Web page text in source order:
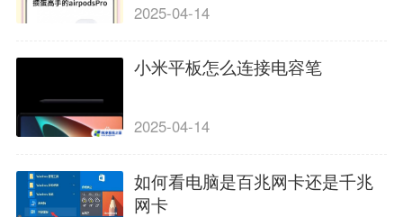
2025-04-14
小米平板怎么连接电容笔
2025-04-14
如何看电脑是百兆网卡还是千兆
网卡